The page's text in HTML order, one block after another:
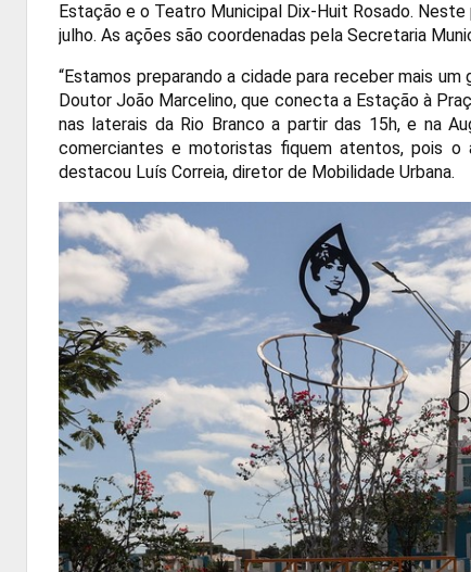
Estação e o Teatro Municipal Dix-Huit Rosado.
julho. As ações são coordenadas pela Secretaria
“Estamos preparando a cidade para receber mais
Doutor João Marcelino, que conecta a Estação à
nas laterais da Rio Branco a partir das 15h, e na
comerciantes e motoristas fiquem atentos, pois o
destacou Luís Correia, diretor de Mobilidade Urbana.